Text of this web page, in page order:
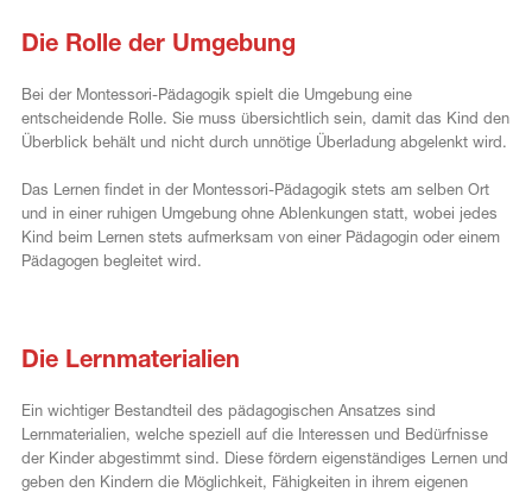
Die Rolle der Umgebung
Bei der Montessori-Pädagogik spielt die Umgebung eine
entscheidende Rolle. Sie muss übersichtlich sein, damit das Kind den
Überblick behält und nicht durch unnötige Überladung abgelenkt wird.
Das Lernen findet in der Montessori-Pädagogik stets am selben Ort
und in einer ruhigen Umgebung ohne Ablenkungen statt, wobei jedes
Kind beim Lernen stets aufmerksam von einer Pädagogin oder einem
Pädagogen begleitet wird.
Die Lernmaterialien
Ein wichtiger Bestandteil des pädagogischen Ansatzes sind
Lernmaterialien, welche speziell auf die Interessen und Bedürfnisse
der Kinder abgestimmt sind. Diese fördern eigenständiges Lernen und
geben den Kindern die Möglichkeit, Fähigkeiten in ihrem eigenen